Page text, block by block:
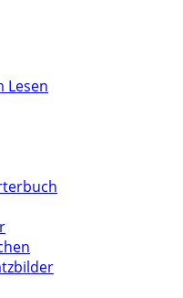
Lesen